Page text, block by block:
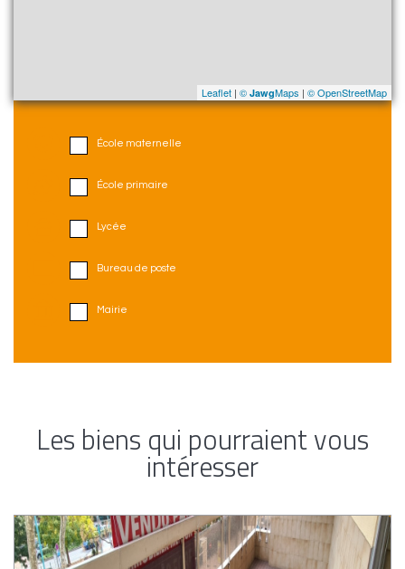
Leaflet | © JawgMaps | © OpenStreetMap
École maternelle
École primaire
Lycée
Bureau de poste
Mairie
Les biens qui pourraient vous
intéresser